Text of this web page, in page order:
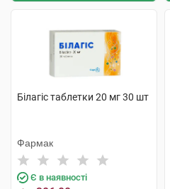
Білагіс таблетки 20 мг 30 шт
Фармак
Є в наявності